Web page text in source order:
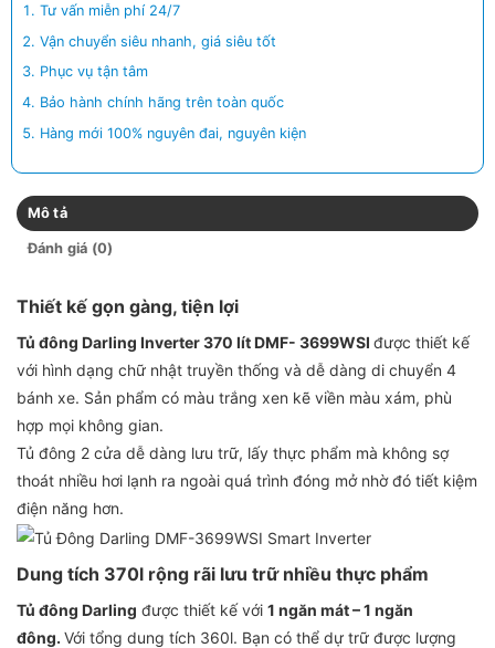
Tư vấn miễn phí 24/7
Vận chuyển siêu nhanh, giá siêu tốt
Phục vụ tận tâm
Bảo hành chính hãng trên toàn quốc
Hàng mới 100% nguyên đai, nguyên kiện
Mô tả
Đánh giá (0)
Thiết kế gọn gàng, tiện lợi
Tủ đông Darling Inverter 370 lít DMF- 3699WSI được thiết kế
với hình dạng chữ nhật truyền thống và dễ dàng di chuyển 4
bánh xe. Sản phẩm có màu trắng xen kẽ viền màu xám, phù
hợp mọi không gian.
Tủ đông 2 cửa dễ dàng lưu trữ, lấy thực phẩm mà không sợ
thoát nhiều hơi lạnh ra ngoài quá trình đóng mở nhờ đó tiết kiệm
điện năng hơn.
Dung tích 370l rộng rãi lưu trữ nhiều thực phẩm
Tủ đông Darling được thiết kế với 1 ngăn mát – 1 ngăn
đông. Với tổng dung tích 360l. Bạn có thể dự trữ được lượng